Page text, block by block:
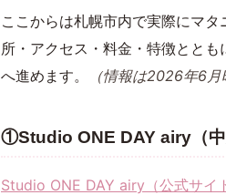
ここからは札幌市内で実際にマ
所・アクセス・料金・特徴とと
へ進めます。
（情報は2026年6
①Studio ONE DAY airy（中
Studio ONE DAY airy（公式サイ